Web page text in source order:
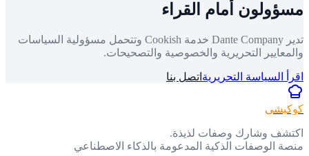
مسؤولون أمام القراء
تدير Dante Company خدمة Cookish وتتحمل مسؤولية السياسات
والمعايير التحريرية والخصوصية والتصحيحات.
اقرأ السياسة التحريرية اتصل بنا
كوكيشي
اكتشف وشارك وصفات لذيذة.
منصة الوصفات الذكية المدعومة بالذكاء الاصطناعي